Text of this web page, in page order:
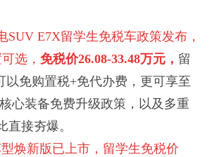
SUV E7X留学生免税车政策发布，
选， 免税价26.08-33.48万元， 留
以免购置税+免代办费，更可享至
心装备免费升级政策，以及多重
直接夯爆。
焕新版已上市，留学生免税价